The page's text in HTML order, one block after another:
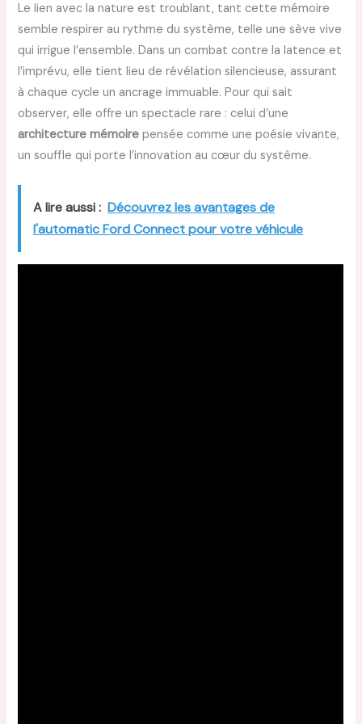
Le lien avec la nature est troublant, tant cette mémoire
semble respirer au rythme du système, telle une sève vive
qui irrigue l’ensemble. Dans un combat contre la latence et
l’imprévu, elle tient lieu de révélation silencieuse, assurant
à chaque cycle un ancrage immuable. Pour qui sait
observer, elle offre un spectacle rare : celui d’une
architecture mémoire pensée comme une poésie vivante,
un souffle qui porte l’innovation au cœur du système.
A lire aussi : Découvrez les avantages de
l'automatic Ford Connect pour votre véhicule